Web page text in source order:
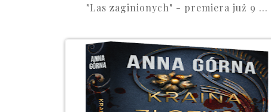
"Las zaginionych" - premiera już 9 ...